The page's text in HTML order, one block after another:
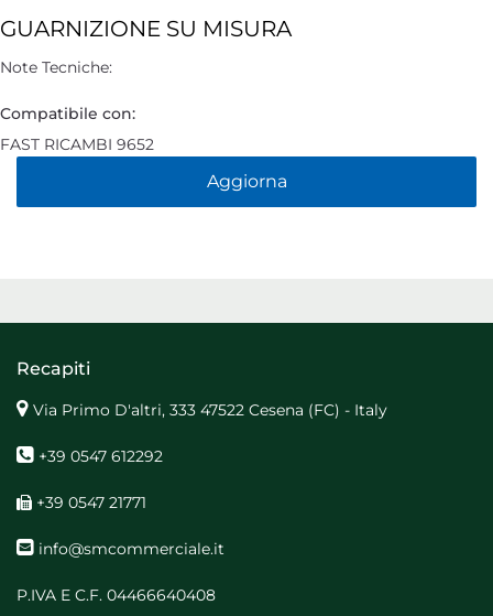
GUARNIZIONE SU MISURA
Note Tecniche:
Compatibile con:
FAST RICAMBI 9652
Aggiorna
Recapiti
Via Primo D'altri, 333 47522 Cesena (FC) - Italy
+39 0547 612292
+39 0547 21771
info@smcommerciale.it
P.IVA E C.F. 04466640408